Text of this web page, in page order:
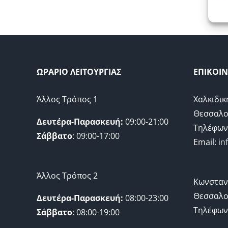
ΩΡΑΡΙΟ ΛΕΙΤΟΥΡΓΙΑΣ
Άλλος Τρόπος 1
Δευτέρα-Παρασκευή: 09:00-21:00
Σάββατο: 09:00-17:00
Άλλος Τρόπος 2
Δευτέρα-Παρασκευή: 08:00-23:00
Σάββατο: 08:00-19:00
Email: